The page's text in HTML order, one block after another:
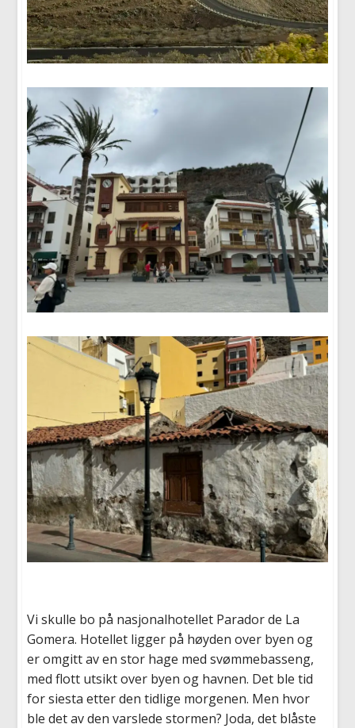
Vi skulle bo på nasjonalhotellet Parador de La
Gomera. Hotellet ligger på høyden over byen og
er omgitt av en stor hage med svømmebasseng,
med flott utsikt over byen og havnen. Det ble tid
for siesta etter den tidlige morgenen. Men hvor
ble det av den varslede stormen? Joda, det blåste